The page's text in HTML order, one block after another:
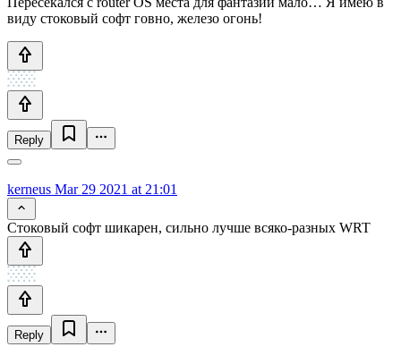
виду стоковый софт говно, железо огонь!
Reply
kerneus Mar 29 2021 at 21:01
Стоковый софт шикарен, сильно лучше всяко-разных WRT
Reply